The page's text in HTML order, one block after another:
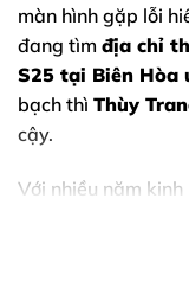
màn hình gặp lỗi
đang tìm địa chỉ
S25 tại Biên Hòa
bạch thì Thùy
cậy.
Với nhiều năm
giải